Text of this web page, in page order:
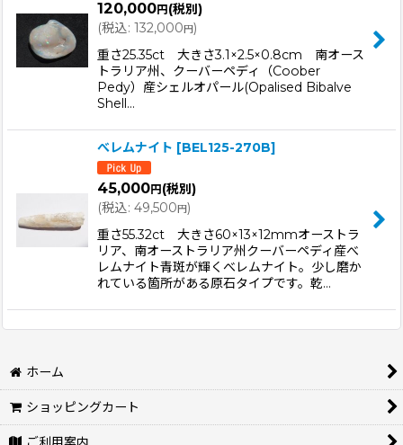
120,000円 (税別)
(税込: 132,000 円)
重さ25.35ct 大きさ3.1×2.5×0.8cm 南オース
トラリア州、クーバーペディ（Coober
Pedy）産シェルオパール(Opalised Bibalve
Shell…
べレムナイト [BEL125-270B]
45,000円 (税別)
(税込: 49,500 円)
重さ55.32ct 大きさ60×13×12mmオーストラ
リア、南オーストラリア州クーバーペディ産べ
レムナイト青斑が輝くべレムナイト。少し磨か
れている箇所がある原石タイプです。乾…
ホーム
ショッピングカート